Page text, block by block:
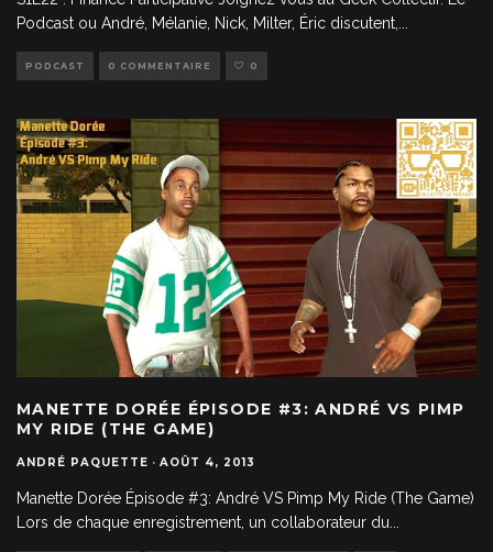
Podcast ou André, Mélanie, Nick, Milter, Éric discutent,
PODCAST 0 COMMENTAIRE 0
MANETTE DORÉE ÉPISODE #3: ANDRÉ VS PIMP
MY RIDE (THE GAME)
ANDRÉ PAQUETTE · AOÛT 4, 2013
Manette Dorée Épisode #3: André VS Pimp My Ride (The Game)
Lors de chaque enregistrement, un collaborateur du...